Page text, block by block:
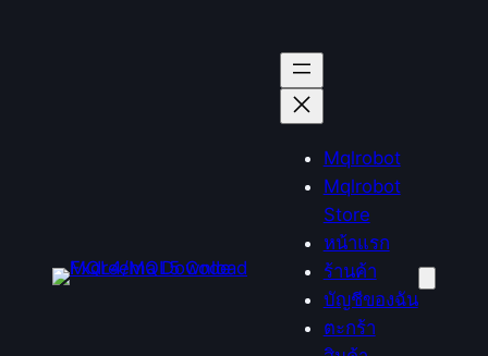
Mqlrobot
Mqlrobot
Store
หน้าแรก
ร้านค้า
บัญชีของฉัน
ตะกร้า